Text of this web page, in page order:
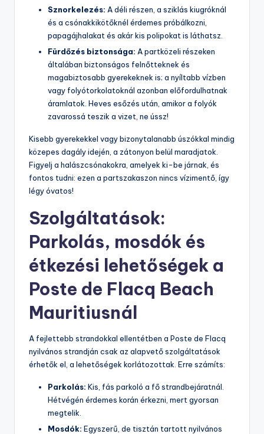
Sznorkelezés: A déli részen, a sziklás kiugróknál
és a csónakkikötőknél érdemes próbálkozni,
papagájhalakat és akár kis polipokat is láthatsz.
Fürdőzés biztonsága: A partközeli részeken
általában biztonságos felnőtteknek és
magabiztosabb gyerekeknek is; a nyíltabb vízben
vagy folyótorkolatoknál azonban előfordulhatnak
áramlatok. Heves esőzés után, amikor a folyók
zavarossá teszik a vizet, ne ússz!
Kisebb gyerekekkel vagy bizonytalanabb úszókkal mindig
közepes dagály idején, a zátonyon belül maradjatok.
Figyelj a halászcsónakokra, amelyek ki-be járnak, és
fontos tudni: ezen a partszakaszon nincs vízimentő, így
légy óvatos!
Szolgáltatások:
Parkolás, mosdók és
étkezési lehetőségek a
Poste de Flacq Beach
Mauritiusnál
A fejlettebb strandokkal ellentétben a Poste de Flacq
nyilvános strandján csak az alapvető szolgáltatások
érhetők el, a lehetőségek korlátozottak. Erre számíts:
Parkolás: Kis, fás parkoló a fő strandbejáratnál.
Hétvégén érdemes korán érkezni, mert gyorsan
megtelik.
Mosdók: Egyszerű, de tisztán tartott nyilvános